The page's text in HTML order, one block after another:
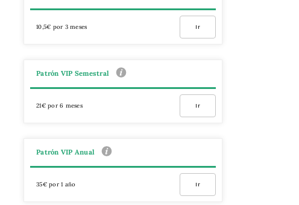
10,5€ por 3 meses Ir
Patrón VIP Semestral
21€ por 6 meses Ir
Patrón VIP Anual
35€ por 1 año Ir